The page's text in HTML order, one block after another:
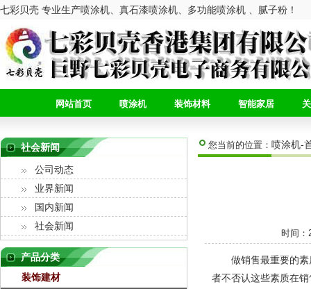
七彩贝壳 专业生产喷涂机、真石漆喷涂机、多功能喷涂机 、腻子粉！
网站首页 喷涂机 装饰材料 智能家居
社会新闻
公司动态
业界新闻
国内新闻
社会新闻
产品分类
装饰建材
您当前的位置： 喷涂机-
时间：
做销售最重要的素质
者不否认这些素质在